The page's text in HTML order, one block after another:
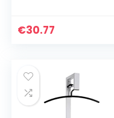
€30.77